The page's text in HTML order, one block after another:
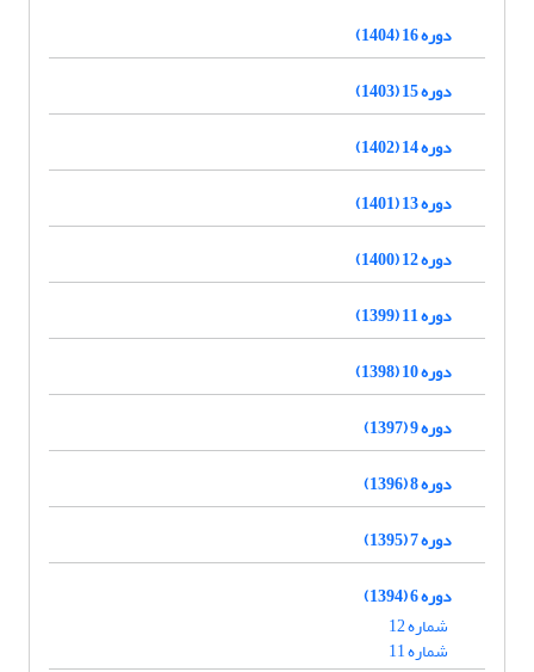
دوره 16 (1404)
دوره 15 (1403)
دوره 14 (1402)
دوره 13 (1401)
دوره 12 (1400)
دوره 11 (1399)
دوره 10 (1398)
دوره 9 (1397)
دوره 8 (1396)
دوره 7 (1395)
دوره 6 (1394)
شماره 12
شماره 11